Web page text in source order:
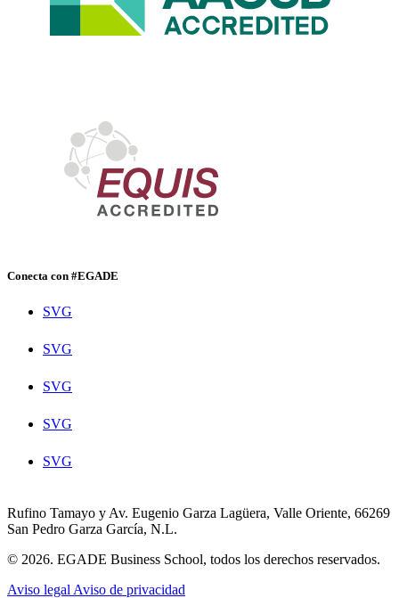
Conecta con #EGADE
SVG
SVG
SVG
SVG
SVG
Rufino Tamayo y Av. Eugenio Garza Lagüera, Valle Oriente, 66269
San Pedro Garza García, N.L.
© 2026. EGADE Business School, todos los derechos reservados.
Aviso legal Aviso de privacidad